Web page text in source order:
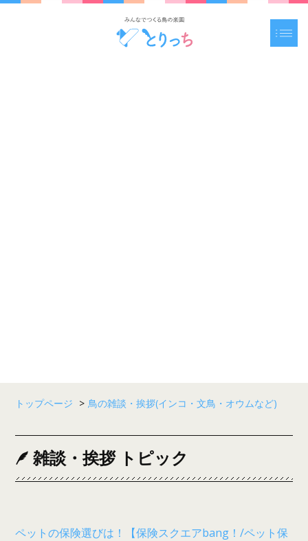
トップページ > 鳥の雑談・挨拶(インコ・文鳥・オウムなど)
雑談・挨拶 トピック
ペットの保険選びは！【保険スクエアbang！/ペット保